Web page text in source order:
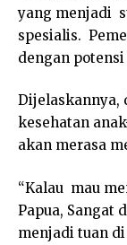
yang menjadi
spesialis.
dengan potensi
Dijelaskannya,
kesehatan
akan merasa
“Kalau mau
Papua, Sangat
menjadi tuan